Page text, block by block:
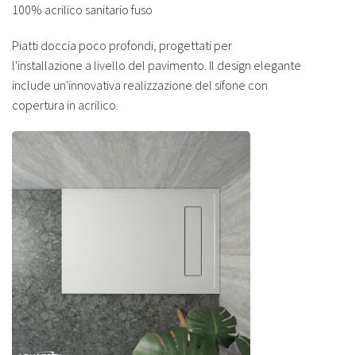
100% acrilico sanitario fuso
Piatti doccia poco profondi, progettati per
l'installazione a livello del pavimento. Il design elegante
include un'innovativa realizzazione del sifone con
copertura in acrilico.